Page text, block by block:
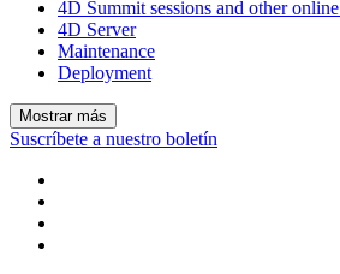
4D Summit sessions and other
4D Server
Maintenance
Deployment
Mostrar más
Suscríbete a nuestro boletín